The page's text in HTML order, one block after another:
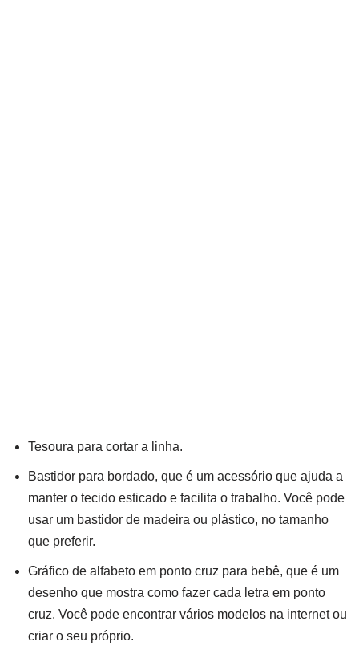
Tesoura para cortar a linha.
Bastidor para bordado, que é um acessório que ajuda a
manter o tecido esticado e facilita o trabalho. Você pode
usar um bastidor de madeira ou plástico, no tamanho
que preferir.
Gráfico de alfabeto em ponto cruz para bebê, que é um
desenho que mostra como fazer cada letra em ponto
cruz. Você pode encontrar vários modelos na internet ou
criar o seu próprio.